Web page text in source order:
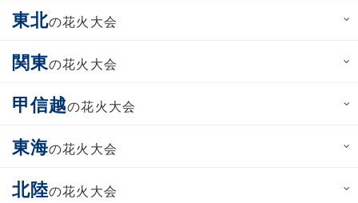
東北の花火大会
関東の花火大会
甲信越の花火大会
東海の花火大会
北陸の花火大会